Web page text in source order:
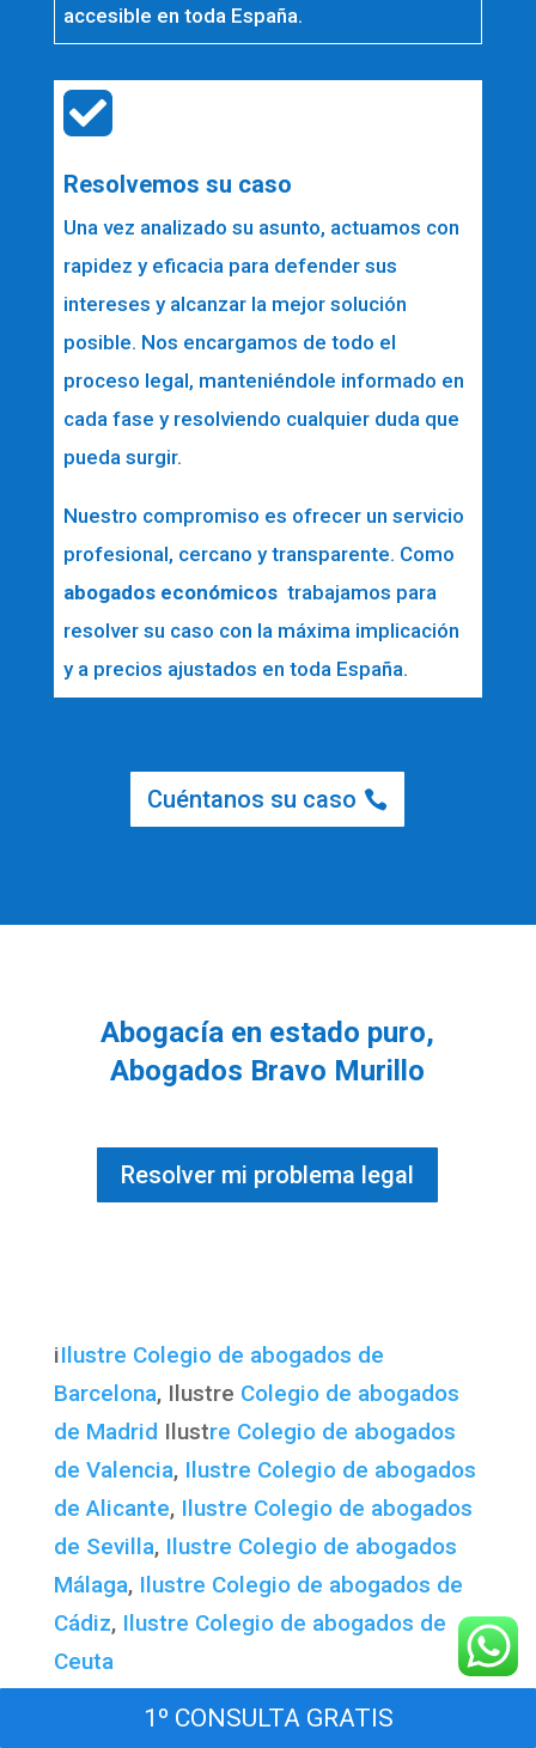
accesible en toda España.

Resolvemos su caso
Una vez analizado su asunto, actuamos con
rapidez y eficacia para defender sus
intereses y alcanzar la mejor solución
posible. Nos encargamos de todo el
proceso legal, manteniéndole informado en
cada fase y resolviendo cualquier duda que
pueda surgir.
Nuestro compromiso es ofrecer un servicio
profesional, cercano y transparente. Como
abogados económicos trabajamos para
resolver su caso con la máxima implicación
y a precios ajustados en toda España.
Cuéntanos su caso
Abogacía en estado puro,
Abogados Bravo Murillo
Resolver mi problema legal
iIlustre Colegio de abogados de
Barcelona, Ilustre Colegio de abogados
de Madrid Ilustre Colegio de abogados
de Valencia, Ilustre Colegio de abogados
de Alicante, Ilustre Colegio de abogados
de Sevilla, Ilustre Colegio de abogados
Málaga, Ilustre Colegio de abogados de
Cádiz, Ilustre Colegio de abogados de
Ceuta
1º CONSULTA GRATIS